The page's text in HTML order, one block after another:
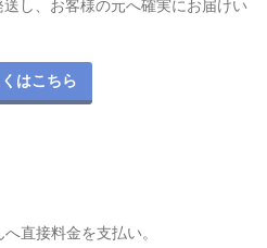
し、お客様の元へ確実にお届けい
はこちら
直接料金を支払い。